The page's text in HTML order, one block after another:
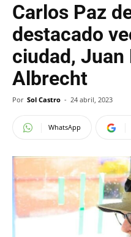
Carlos Paz
destacado
ciudad, Juan
Albrecht
Por Sol Castro - 24 abril, 2023
WhatsApp